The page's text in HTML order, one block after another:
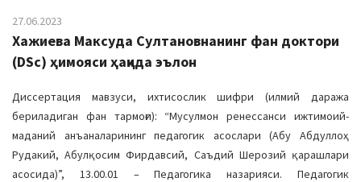
27.06.2023
Хажиева Максуда Султановнанинг фан доктори
(DSc) ҳимояси ҳақида эълон
Диссертация мавзуси, ихтисослик шифри (илмий даража
бериладиган фан тармоғи): “Мусулмон ренессанси ижтимоий-
маданий анъаналарининг педагогик асослари (Абу Абдуллоҳ
Рудакий, Абулқосим Фирдавсий, Саъдий Шерозий қарашлари
асосида)”, 13.00.01 – Педагогика назарияси. Педагогик